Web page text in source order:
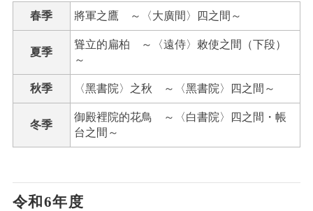
春季 將軍之鷹 ～〈大廣間〉四之間～
夏季
聳立的扁柏 ～〈遠侍〉敕使之間（下段）
～
秋季 〈黑書院〉之秋 ～〈黑書院〉四之間～
冬季
御殿裡院的花鳥 ～〈白書院〉四之間・帳
台之間～
令和6年度